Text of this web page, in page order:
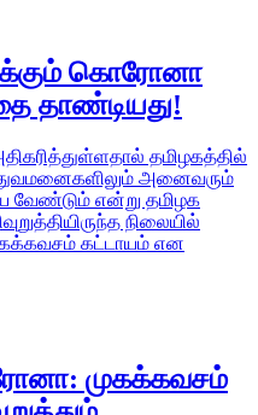
கொரோனா
தாண்டியது!
தமிழகத்தில்
அனைவரும்
வேண்டும் என்று தமிழக
நிலையில்
கட்டாயம் என
முகக்கவசம்